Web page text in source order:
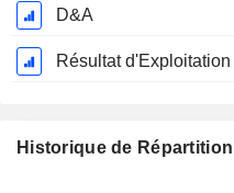
D&A
Résultat d'Exploitation
Historique de